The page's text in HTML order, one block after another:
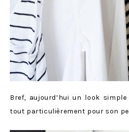
Bref, aujourd’hui un look
tout particulièrement pour son